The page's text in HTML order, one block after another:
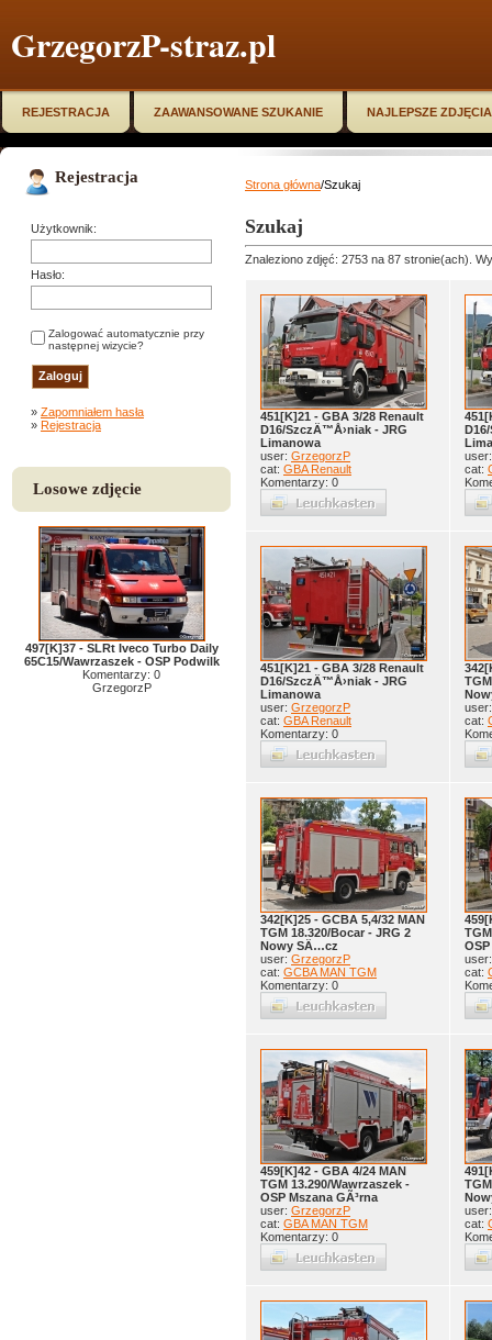
GrzegorzP-straz.pl
REJESTRACJA ZAAWANSOWANE SZUKANIE NAJLEPSZE ZDJĘCIA
Rejestracja
Użytkownik:
Hasło:
Zalogować automatycznie przy
następnej wizycie?
» Zapomniałem hasła
» Rejestracja
Losowe zdjęcie
497[K]37 - SLRt Iveco Turbo Daily
65C15/Wawrzaszek - OSP Podwilk
Komentarzy: 0
GrzegorzP
Strona główna/Szukaj
Szukaj
Znaleziono zdjęć: 2753 na 87 stronie(ach).
451[K]21 - GBA 3/28 Renault
D16/SzczÄ™Å›niak - JRG
Limanowa
user: GrzegorzP
cat: GBA Renault
Komentarzy: 0
cat:
451[K]21 - GBA 3/28 Renault
D16/SzczÄ™Å›niak - JRG
Limanowa
user: GrzegorzP
cat: GBA Renault
Komentarzy: 0
cat:
342[K]25 - GCBA 5,4/32 MAN
TGM 18.320/Bocar - JRG 2
Nowy SÄ…cz
user: GrzegorzP
cat: GCBA MAN TGM
Komentarzy: 0
cat:
459[K]42 - GBA 4/24 MAN
TGM 13.290/Wawrzaszek -
OSP Mszana GÃ³rna
user: GrzegorzP
cat: GBA MAN TGM
Komentarzy: 0
cat: